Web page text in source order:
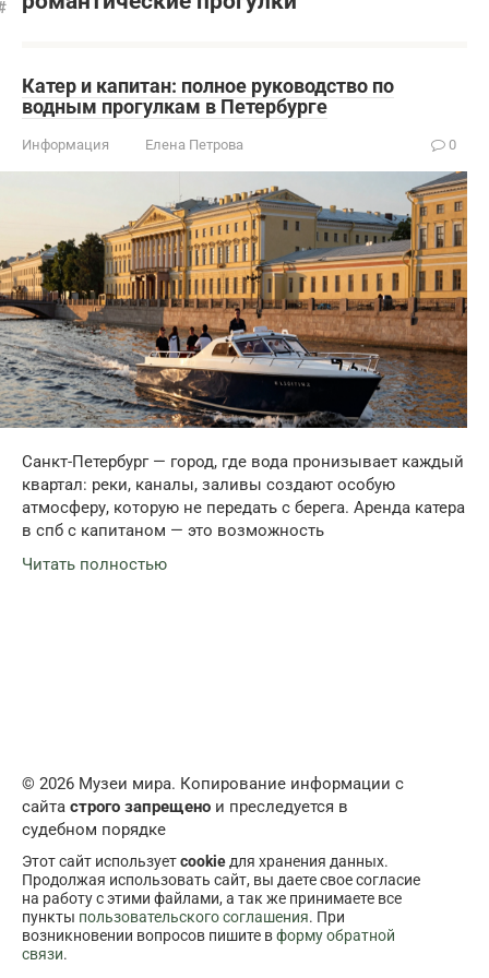
Катер и капитан: полное руководство по
водным прогулкам в Петербурге
Информация Елена Петрова 0
Санкт-Петербург — город, где вода пронизывает каждый
квартал: реки, каналы, заливы создают особую
атмосферу, которую не передать с берега. Аренда катера
в спб с капитаном — это возможность
Читать полностью
© 2026 Музеи мира. Копирование информации с
сайта строго запрещено и преследуется в
судебном порядке
Этот сайт используетcookie для хранения данных.
Продолжая использовать сайт, вы даете свое согласие
на работу с этими файлами, а так же принимаете все
пункты пользовательского соглашения. При
возникновении вопросов пишите вформу обратной
связи.